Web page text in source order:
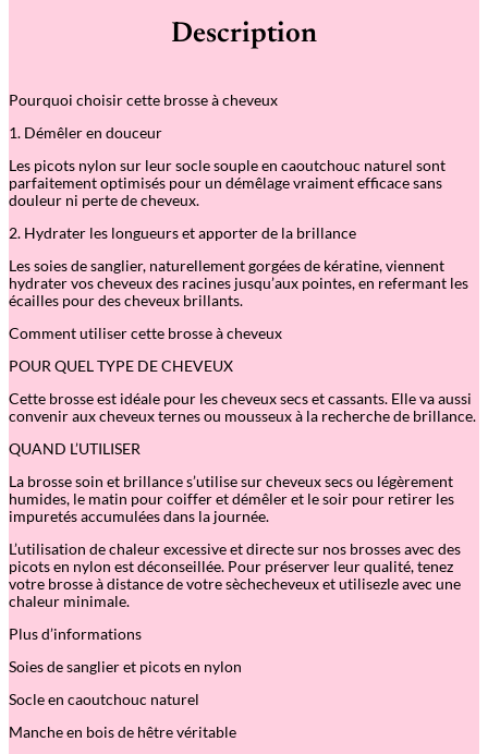
Description
Pourquoi choisir cette brosse à cheveux
1. Démêler en douceur
Les picots nylon sur leur socle souple en caoutchouc naturel sont
parfaitement optimisés pour un démêlage vraiment efficace sans
douleur ni perte de cheveux.
2. Hydrater les longueurs et apporter de la brillance
Les soies de sanglier, naturellement gorgées de kératine, viennent
hydrater vos cheveux des racines jusqu’aux pointes, en refermant les
écailles pour des cheveux brillants.
Comment utiliser cette brosse à cheveux
POUR QUEL TYPE DE CHEVEUX
Cette brosse est idéale pour les cheveux secs et cassants. Elle va aussi
convenir aux cheveux ternes ou mousseux à la recherche de brillance.
QUAND L’UTILISER
La brosse soin et brillance s’utilise sur cheveux secs ou légèrement
humides, le matin pour coiffer et démêler et le soir pour retirer les
impuretés accumulées dans la journée.
L’utilisation de chaleur excessive et directe sur nos brosses avec des
picots en nylon est déconseillée. Pour préserver leur qualité, tenez
votre brosse à distance de votre sèchecheveux et utilisezle avec une
chaleur minimale.
Plus d’informations
Soies de sanglier et picots en nylon
Socle en caoutchouc naturel
Manche en bois de hêtre véritable